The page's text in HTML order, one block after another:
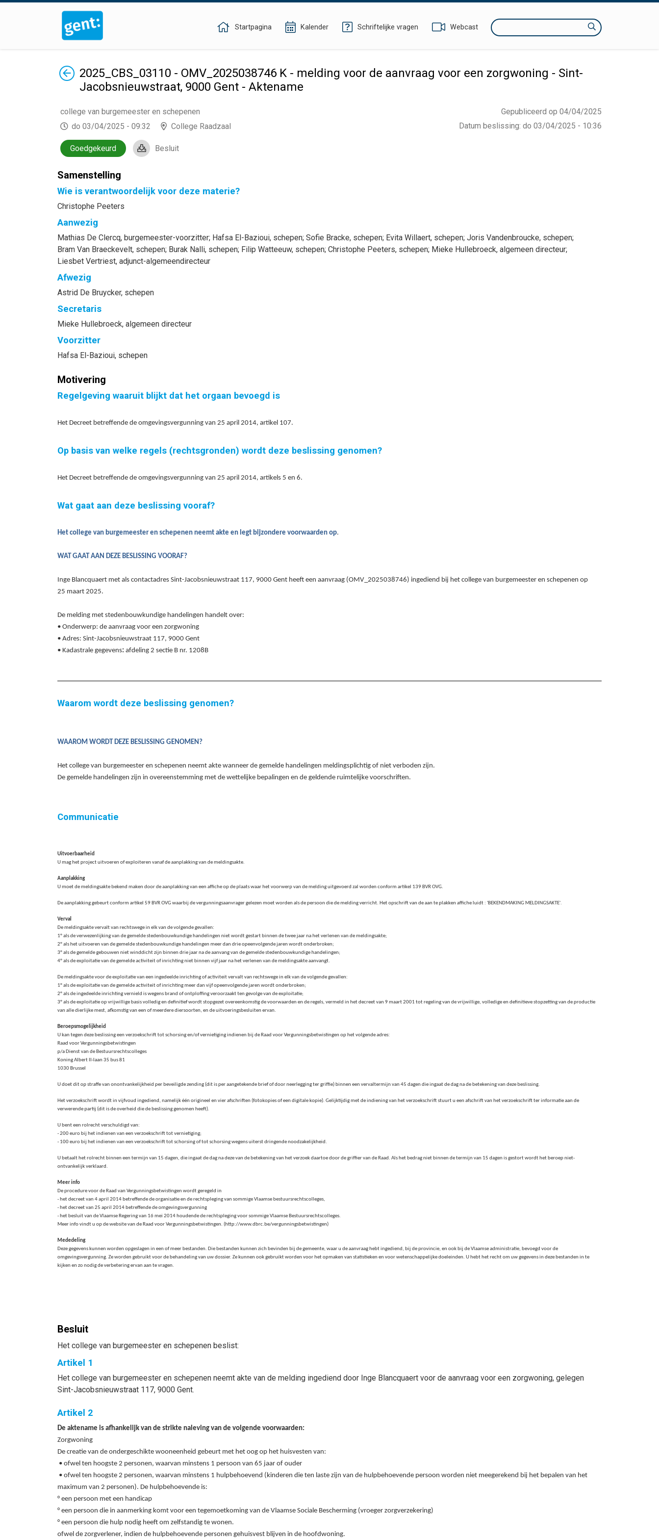
Startpagina Kalender Schriftelijke vragen Webcast Zoeken
Terug2025_CBS_03110 - OMV_2025038746 K - melding voor de aanvraag voor een zorgwoning - Sint-
Jacobsnieuwstraat, 9000 Gent - Aktename
Gepubliceerd op 04/04/2025
Datum beslissing: do 03/04/2025 - 10:36
college van burgemeester en schepenen
do 03/04/2025 - 09:32
College Raadzaal
Goedgekeurd Besluit
Samenstelling
Wie is verantwoordelijk voor deze materie?
Christophe Peeters
Aanwezig
Mathias De Clercq, burgemeester-voorzitter; Hafsa El-Bazioui, schepen; Sofie Bracke, schepen; Evita Willaert, schepen; Joris Vandenbroucke, schepen;
Bram Van Braeckevelt, schepen; Burak Nalli, schepen; Filip Watteeuw, schepen; Christophe Peeters, schepen; Mieke Hullebroeck, algemeen directeur;
Liesbet Vertriest, adjunct-algemeendirecteur
Afwezig
Astrid De Bruycker, schepen
Secretaris
Mieke Hullebroeck, algemeen directeur
Voorzitter
Hafsa El-Bazioui, schepen
Motivering
Regelgeving waaruit blijkt dat het orgaan bevoegd is
Het Decreet betreffende de omgevingsvergunning van 25 april 2014, artikel 107.
Op basis van welke regels (rechtsgronden) wordt deze beslissing genomen?
Het Decreet betreffende de omgevingsvergunning van 25 april 2014, artikels 5 en 6.
Wat gaat aan deze beslissing vooraf?
Het college van burgemeester en schepenen neemt akte en legt bijzondere voorwaarden op.
WAT GAAT AAN DEZE BESLISSING VOORAF?
Inge Blancquaert met als contactadres Sint-Jacobsnieuwstraat 117, 9000 Gent heeft een aanvraag (OMV_2025038746) ingediend bij het college van burgemeester en schepenen op
25 maart 2025.
De melding met stedenbouwkundige handelingen handelt over:
• Onderwerp: de aanvraag voor een zorgwoning
• Adres: Sint-Jacobsnieuwstraat 117, 9000 Gent
• Kadastrale gegevens: afdeling 2 sectie B nr. 1208B
Waarom wordt deze beslissing genomen?
WAAROM WORDT DEZE BESLISSING GENOMEN?
Het college van burgemeester en schepenen neemt akte wanneer de gemelde handelingen meldingsplichtig of niet verboden zijn.
De gemelde handelingen zijn in overeenstemming met de wettelijke bepalingen en de geldende ruimtelijke voorschriften.
Communicatie
Uitvoerbaarheid
U mag het project uitvoeren of exploiteren vanaf de aanplakking van de meldingsakte.
Aanplakking
U moet de meldingsakte bekend maken door de aanplakking van een affiche op de plaats waar het voorwerp van de melding uitgevoerd zal worden conform artikel 139 BVR OVG.
De aanplakking gebeurt conform artikel 59 BVR OVG waarbij de vergunningsaanvrager gelezen moet worden als de persoon die de melding verricht. Het opschrift van de aan te plakken affiche luidt : 'BEKENDMAKING MELDINGSAKTE'.
Verval
De meldingsakte vervalt van rechtswege in elk van de volgende gevallen:
1° als de verwezenlijking van de gemelde stedenbouwkundige handelingen niet wordt gestart binnen de twee jaar na het verlenen van de meldingsakte;
2° als het uitvoeren van de gemelde stedenbouwkundige handelingen meer dan drie opeenvolgende jaren wordt onderbroken;
3° als de gemelde gebouwen niet winddicht zijn binnen drie jaar na de aanvang van de gemelde stedenbouwkundige handelingen;
4° als de exploitatie van de gemelde activiteit of inrichting niet binnen vijf jaar na het verlenen van de meldingsakte aanvangt.
De meldingsakte voor de exploitatie van een ingedeelde inrichting of activiteit vervalt van rechtswege in elk van de volgende gevallen:
1° als de exploitatie van de gemelde activiteit of inrichting meer dan vijf opeenvolgende jaren wordt onderbroken;
2° als de ingedeelde inrichting vernield is wegens brand of ontploffing veroorzaakt ten gevolge van de exploitatie;
3° als de exploitatie op vrijwillige basis volledig en definitief wordt stopgezet overeenkomstig de voorwaarden en de regels, vermeld in het decreet van 9 maart 2001 tot regeling van de vrijwillige, volledige en definitieve stopzetting van de productie
van alle dierlijke mest, afkomstig van een of meerdere diersoorten, en de uitvoeringsbesluiten ervan.
Beroepsmogelijkheid
U kan tegen deze beslissing een verzoekschrift tot schorsing en/of vernietiging indienen bij de Raad voor Vergunningsbetwistingen op het volgende adres:
Raad voor Vergunningsbetwistingen
p/a Dienst van de Bestuursrechtscolleges
Koning Albert II-laan 35 bus 81
1030 Brussel
U doet dit op straffe van onontvankelijkheid per beveiligde zending (dit is per aangetekende brief of door neerlegging ter griffie) binnen een vervaltermijn van 45 dagen die ingaat de dag na de betekening van deze beslissing.
Het verzoekschrift wordt in vijfvoud ingediend, namelijk één origineel en vier afschriften (fotokopies of een digitale kopie). Gelijktijdig met de indiening van het verzoekschrift stuurt u een afschrift van het verzoekschrift ter informatie aan de
verwerende partij (dit is de overheid die de beslissing genomen heeft).
U bent een rolrecht verschuldigd van:
- 200 euro bij het indienen van een verzoekschrift tot vernietiging;
- 100 euro bij het indienen van een verzoekschrift tot schorsing of tot schorsing wegens uiterst dringende noodzakelijkheid.
U betaalt het rolrecht binnen een termijn van 15 dagen, die ingaat de dag na deze van de betekening van het verzoek daartoe door de griffier van de Raad. Als het bedrag niet binnen de termijn van 15 dagen is gestort wordt het beroep niet-
ontvankelijk verklaard.
Meer info
De procedure voor de Raad van Vergunningsbetwistingen wordt geregeld in
- het decreet van 4 april 2014 betreffende de organisatie en de rechtspleging van sommige Vlaamse bestuursrechtscolleges,
- het decreet van 25 april 2014 betreffende de omgevingsvergunning
- het besluit van de Vlaamse Regering van 16 mei 2014 houdende de rechtspleging voor sommige Vlaamse Bestuursrechtscolleges.
Meer info vindt u op de website van de Raad voor Vergunningsbetwistingen. (http://www.dbrc.be/vergunningsbetwistingen)
Mededeling
Deze gegevens kunnen worden opgeslagen in een of meer bestanden. Die bestanden kunnen zich bevinden bij de gemeente, waar u de aanvraag hebt ingediend, bij de provincie, en ook bij de Vlaamse administratie, bevoegd voor de
omgevingsvergunning. Ze worden gebruikt voor de behandeling van uw dossier. Ze kunnen ook gebruikt worden voor het opmaken van statistieken en voor wetenschappelijke doeleinden. U hebt het recht om uw gegevens in deze bestanden in te
kijken en zo nodig de verbetering ervan aan te vragen.
Besluit
Het college van burgemeester en schepenen beslist:
Artikel 1
Het college van burgemeester en schepenen neemt akte van de melding ingediend door Inge Blancquaert voor de aanvraag voor een zorgwoning, gelegen
Sint-Jacobsnieuwstraat 117, 9000 Gent.
Artikel 2
De aktename is afhankelijk van de strikte naleving van de volgende voorwaarden:
Zorgwoning
De creatie van de ondergeschikte wooneenheid gebeurt met het oog op het huisvesten van:
• ofwel ten hoogste 2 personen, waarvan minstens 1 persoon van 65 jaar of ouder
• ofwel ten hoogste 2 personen, waarvan minstens 1 hulpbehoevend (kinderen die ten laste zijn van de hulpbehoevende persoon worden niet meegerekend bij het bepalen van het
maximum van 2 personen). De hulpbehoevende is:
° een persoon met een handicap
° een persoon die in aanmerking komt voor een tegemoetkoming van de Vlaamse Sociale Bescherming (vroeger zorgverzekering)
° een persoon die hulp nodig heeft om zelfstandig te wonen.
ofwel de zorgverlener, indien de hulpbehoevende personen gehuisvest blijven in de hoofdwoning.